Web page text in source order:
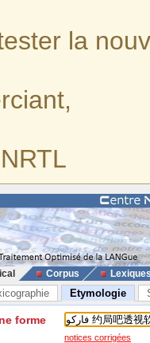
la
Corpus
Etymologie
forme
notices corrigées